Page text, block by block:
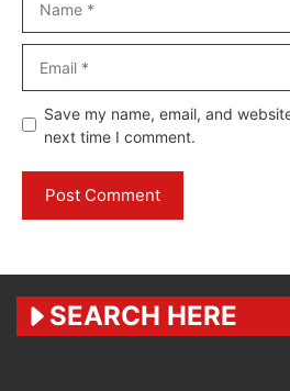
Website
Save my name, email, and
next time I comment.
SEARCH HERE